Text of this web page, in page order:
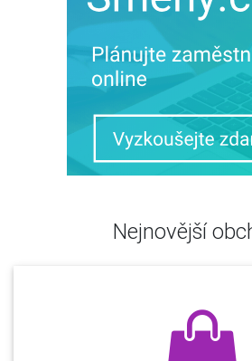
Nejnovější